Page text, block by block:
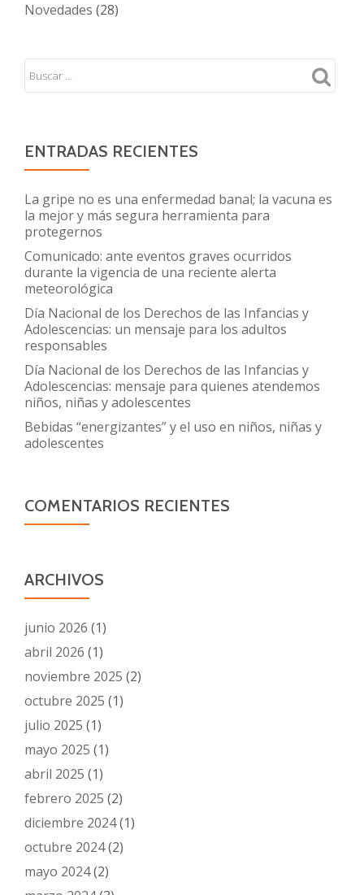
Novedades (28)
ENTRADAS RECIENTES
La gripe no es una enfermedad banal; la vacuna es
la mejor y más segura herramienta para
protegernos
Comunicado: ante eventos graves ocurridos
durante la vigencia de una reciente alerta
meteorológica
Día Nacional de los Derechos de las Infancias y
Adolescencias: un mensaje para los adultos
responsables
Día Nacional de los Derechos de las Infancias y
Adolescencias: mensaje para quienes atendemos
niños, niñas y adolescentes
Bebidas “energizantes” y el uso en niños, niñas y
adolescentes
COMENTARIOS RECIENTES
ARCHIVOS
junio 2026 (1)
abril 2026 (1)
noviembre 2025 (2)
octubre 2025 (1)
julio 2025 (1)
mayo 2025 (1)
abril 2025 (1)
febrero 2025 (2)
diciembre 2024(1)
octubre 2024(2)
mayo 2024(2)